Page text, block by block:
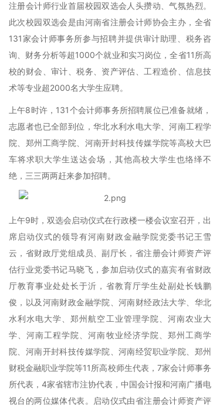
注册会计师行业首届校园双选会人头攒动、气氛热烈。
此次校园双选会是由河南省注册会计师协会主办，全省
131家会计师事务所参与招聘并提供审计助理、税务咨
询、财务分析等超1000个就业和实习岗位，全省11所高
校的财会、审计、税务、资产评估、工程造价、信息技
术等专业超2000名大学生应聘。
上午8时许，131个会计师事务所招聘展位已准备就绪，
志愿者也已全部到位，华北水利水电大学、河南工程学
院、郑州工商学院、河南开封科技传媒学院等高校大巴
车将求职大学生送达会场，其他高校大学生也络绎不
绝，三三两两赶来参加招聘。
上午9时，双选会启动仪式在行政楼一楼会议室召开，出
席启动仪式的领导有河南财政金融学院党委书记王雪
云，省财政厅党组成员、副厅长，省注册会计师资产评
估行业党委书记马晓飞，参加启动仪式的嘉宾有省财政
厅教育事业处处长于沂，省教育厅学生处副处长钱鹏
俊，以及河南财政金融学院、河南财经政法大学、华北
水利水电大学、郑州航空工业管理学院、河南农业大
学、河南工程学院、河南牧业经济学院、郑州工商学
院、河南开封科技传媒学院、河南经贸职业学院、郑州
财税金融职业学院等11所高校师生代表，7家会计师事务
所代表，4家省辖市注协代表，中国会计报和河南广播电
视台的两位媒体代表。启动仪式由省注册会计师资产评